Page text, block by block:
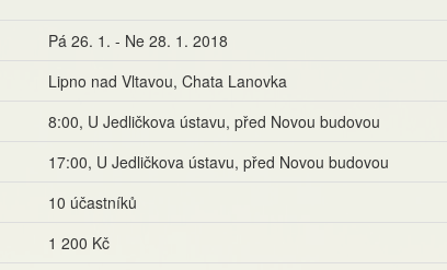
Pá 26. 1. - Ne 28. 1. 2018
Lipno nad Vltavou, Chata Lanovka
8:00, U Jedličkova ústavu, před Novou budovou
17:00, U Jedličkova ústavu, před Novou budovou
10 účastníků
1 200 Kč